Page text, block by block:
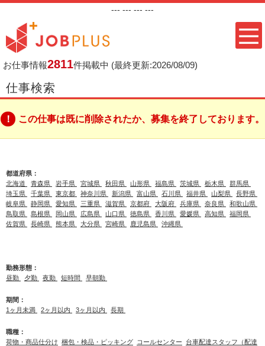
--- --- --- ---
お仕事情報2811件掲載中 (最終更新:2026/08/09)
仕事検索
この仕事は既に削除されたか、募集を終了しております。
都道府県：
北海道
青森県 岩手県 宮城県 秋田県 山形県 福島県 茨城県 栃木県
群馬県
埼玉県
千葉県 東京都 神奈川県 新潟県 富山県 石川県 福井県 山梨県
長野県
岐阜県
静岡県 愛知県 三重県 滋賀県 京都府 大阪府 兵庫県 奈良県
和歌山県
鳥取県
島根県 岡山県 広島県 山口県 徳島県 香川県 愛媛県 高知県
福岡県
佐賀県
長崎県 熊本県 大分県 宮崎県 鹿児島県 沖縄県
勤務形態：
昼勤
夕勤 夜勤 短時間 早朝勤
期間：
1ヶ月未満
2ヶ月以内 3ヶ月以内 長期
職種：
荷物・商品仕分け 梱包・検品・ピッキング コールセンター
台車配達スタッフ（配達